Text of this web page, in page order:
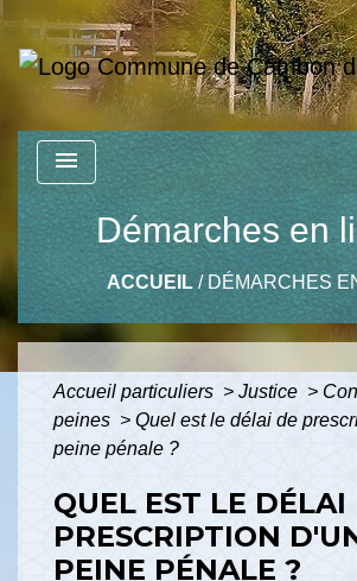
menu
Démarches en
ACCUEIL/ DÉMARCHES
Accueil particuliers > Justice >
peines > Quel est le délai de
peine pénale ?
QUEL EST LE DÉLAI
PRESCRIPTION
PEINE PÉNALE ?